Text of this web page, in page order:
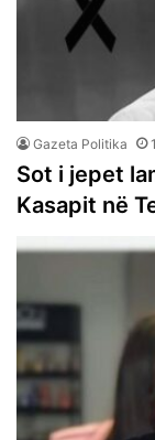
Gazeta Politika
Sot i jepet
Kasapit në